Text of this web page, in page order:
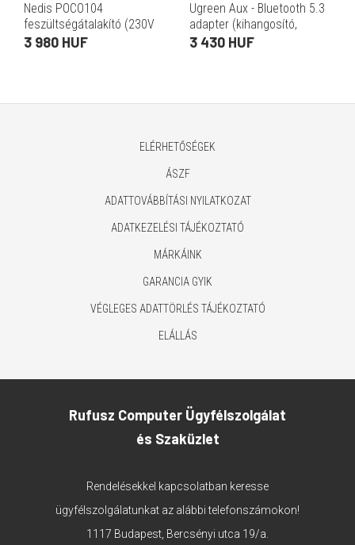
Nedis POCO104
feszültségátalakító (230V
AC › 110V AC, 30W,
3 980 HUF
Ugreen Aux - Bluetooth 5.3
adapter (kihangosító,
3,5mm Jack, autós,
3 430 HUF
ELÉRHETŐSÉGEK
ÁSZF
ADATTOVÁBBÍTÁSI NYILATKOZAT
ADATKEZELÉSI TÁJÉKOZTATÓ
MÁRKÁINK
GARANCIA GYIK
VÉGLEGES ADATTÖRLÉS TÁJÉKOZTATÓ
ELÁLLÁS
Rufusz Computer Ügyfélszolgálat
és Szaküzlet
Rendelésekkel kapcsolatban keresse
ügyfélszolgálatunkat az alábbi telefonszámokon!
1117 Budapest, Bercsényi utca 19/a.